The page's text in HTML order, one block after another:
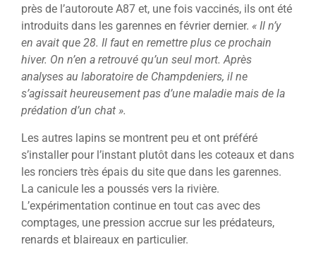
près de l’autoroute A87 et, une fois vaccinés, ils ont été
introduits dans les garennes en février dernier. « Il n’y
en avait que 28. Il faut en remettre plus ce prochain
hiver. On n’en a retrouvé qu’un seul mort. Après
analyses au laboratoire de Champdeniers, il ne
s’agissait heureusement pas d’une maladie mais de la
prédation d’un chat ».
Les autres lapins se montrent peu et ont préféré
s’installer pour l’instant plutôt dans les coteaux et dans
les ronciers très épais du site que dans les garennes.
La canicule les a poussés vers la rivière.
L’expérimentation continue en tout cas avec des
comptages, une pression accrue sur les prédateurs,
renards et blaireaux en particulier.